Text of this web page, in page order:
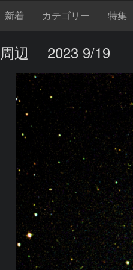
新着 カテゴリー 特集
周辺 2023 9/19